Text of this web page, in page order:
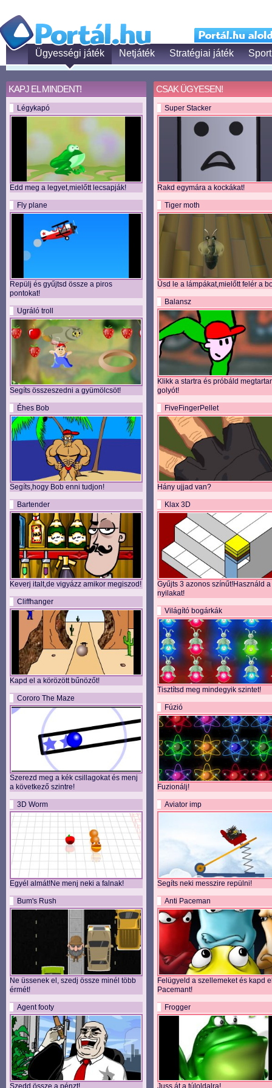
Ügyességi játék Netjáték Stratégiai játék
KAPJ EL MINDENT!
Légykapó
Edd meg a legyet,mielőtt lecsapják!
Fly plane
Repülj és gyűjtsd össze a piros
pontokat!
Ugráló troll
Segíts összeszedni a gyümölcsöt!
Éhes Bob
Segíts,hogy Bob enni tudjon!
Bartender
Keverj italt,de vigyázz amikor megiszod!
Cliffhanger
Kapd el a körözött bűnözőt!
Cororo The Maze
Szerezd meg a kék csillagokat és menj
a következő szintre!
3D Worm
Egyél almát!Ne menj neki a falnak!
Bum's Rush
Ne üssenek el, szedj össze minél több
érmét!
Agent footy
Szedd össze a pénzt!
CSAK ÜGYESEN!
Super Stacker
Rakd egymára a kockákat!
Tiger moth
Üsd le a lámpákat,mielőtt felér a
Balansz
Klikk a startra és próbáld
golyót!
FiveFingerPellet
Hány ujjad van?
Klax 3D
Gyűjts 3 azonos színűt!Használd a
nyilakat!
Világító bogárkák
Tisztítsd meg mindegyik szintet!
Fúzió
Fuzionálj!
Aviator imp
Segíts neki messzire repülni!
Anti Paceman
Felügyeld a szellemeket és kapd
Pacemant!
Frogger
Juss át a túloldalra!